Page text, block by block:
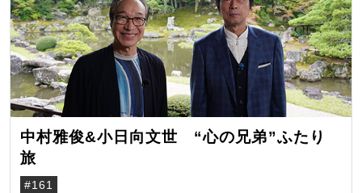
中村雅俊&小日向文世 “心の兄弟”ふたり
旅
#161